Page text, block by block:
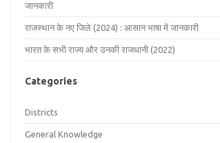
जानकारी
राजस्थान के नए जिले (2024) : आसान भाषा में जानकारी
भारत के सभी राज्य और उनकी राजधानी (2022)
Categories
Districts
General Knowledge